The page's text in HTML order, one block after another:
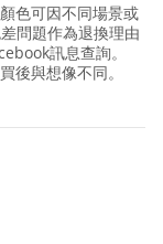
色可因不同場景或
問題作為退換理由
訊息查詢。
後與想像不同。